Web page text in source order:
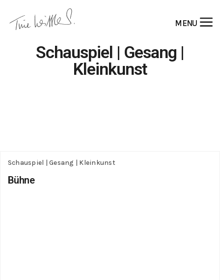
MENU
Schauspiel | Gesang |
Kleinkunst
Schauspiel | Gesang | Kleinkunst
Bühne